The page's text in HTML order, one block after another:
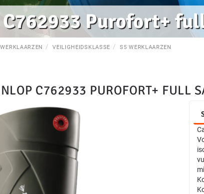
Purofort+
WERKLAARZEN VEILIGHEIDSKLASSE S5 WERKLAARZEN
C762933 PUROFORT+ FULL